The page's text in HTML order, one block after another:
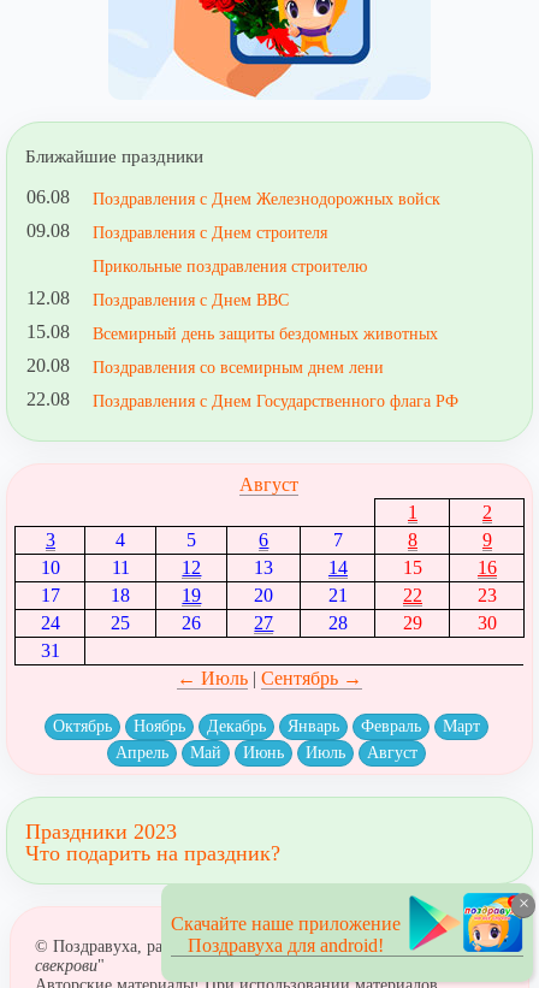
Ближайшие праздники
06.08 Поздравления с Днем Железнодорожных войск
09.08
Поздравления с Днем строителя
Прикольные поздравления строителю
12.08 Поздравления с Днем ВВС
15.08 Всемирный день защиты бездомных животных
20.08 Поздравления со всемирным днем лени
22.08 Поздравления с Днем Государственного флага РФ
Август
1
2
3
4 5 6 7 8
9
10
11 12 13 14 15
16
17
18 19 20 21 22
23
24
25 26 27 28 29
30
31
← Июль| Сентябрь →
Октябрь Ноябрь Декабрь Январь Февраль
Март
Апрель
Май Июнь Июль Август
Праздники 2023
Что подарить на праздник?
© Поздравуха, раздел: "Поздравления с днём рождения
свекрови"
×
Скачайте наше приложение
Поздравуха для android!